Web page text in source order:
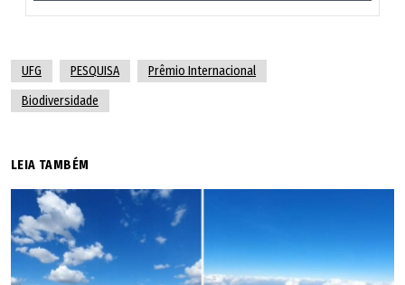
UFG PESQUISA
Prêmio Internacional
Biodiversidade
LEIA TAMBÉM